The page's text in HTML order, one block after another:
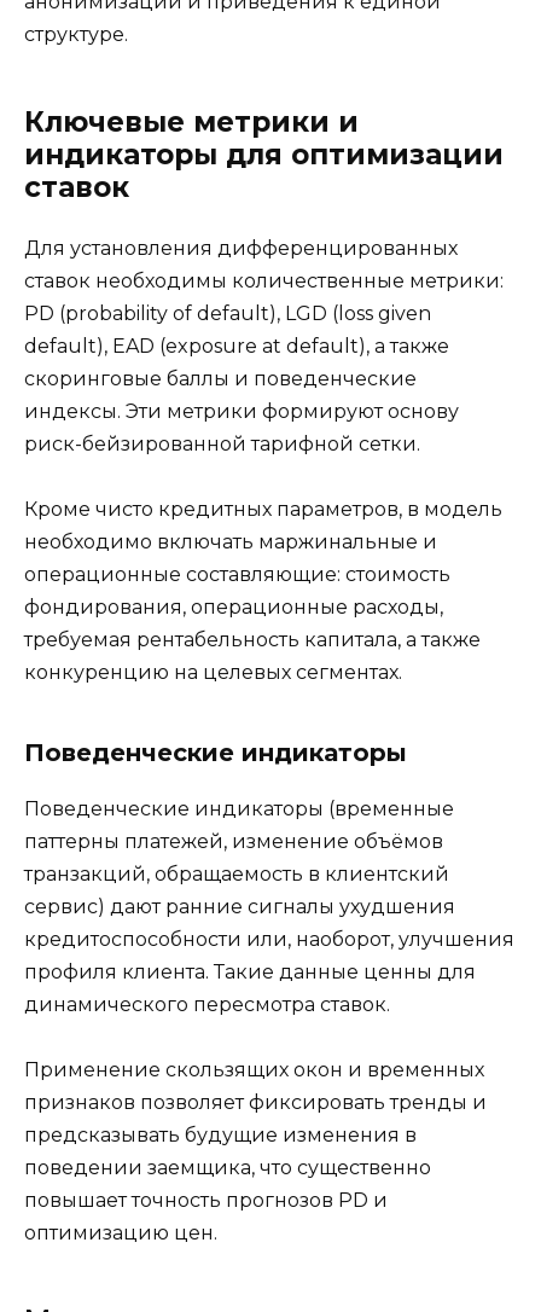
структуре.
Ключевые метрики и
индикаторы для оптимизации
ставок
Для установления дифференцированных
ставок необходимы количественные метрики:
PD (probability of default), LGD (loss given
default), EAD (exposure at default), а также
скоринговые баллы и поведенческие
индексы. Эти метрики формируют основу
риск-бейзированной тарифной сетки.
Кроме чисто кредитных параметров, в модель
необходимо включать маржинальные и
операционные составляющие: стоимость
фондирования, операционные расходы,
требуемая рентабельность капитала, а также
конкуренцию на целевых сегментах.
Поведенческие индикаторы
Поведенческие индикаторы (временные
паттерны платежей, изменение объёмов
транзакций, обращаемость в клиентский
сервис) дают ранние сигналы ухудшения
кредитоспособности или, наоборот, улучшения
профиля клиента. Такие данные ценны для
динамического пересмотра ставок.
Применение скользящих окон и временных
признаков позволяет фиксировать тренды и
предсказывать будущие изменения в
поведении заемщика, что существенно
повышает точность прогнозов PD и
оптимизацию цен.